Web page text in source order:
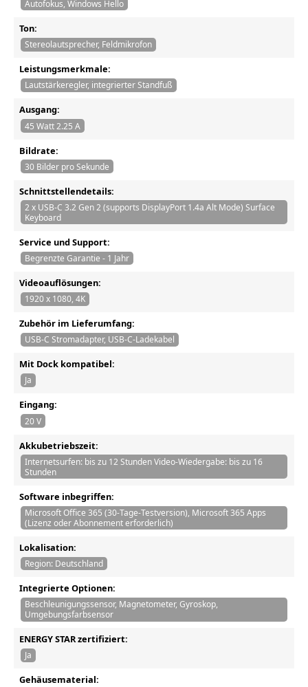
Autofokus, Windows Hello
Ton:
Stereolautsprecher, Feldmikrofon
Leistungsmerkmale:
Lautstärkeregler, integrierter Standfuß
Ausgang:
45 Watt 2.25 A
Bildrate:
30 Bilder pro Sekunde
Schnittstellendetails:
2 x USB-C 3.2 Gen 2 (supports DisplayPort 1.4a Alt Mode) Surface
Keyboard
Service und Support:
Begrenzte Garantie - 1 Jahr
Videoauflösungen:
1920 x 1080, 4K
Zubehör im Lieferumfang:
USB-C Stromadapter, USB-C-Ladekabel
Mit Dock kompatibel:
Ja
Eingang:
20 V
Akkubetriebszeit:
Internetsurfen: bis zu 12 Stunden Video-Wiedergabe: bis zu 16
Stunden
Software inbegriffen:
Microsoft Office 365 (30-Tage-Testversion), Microsoft 365 Apps
(Lizenz oder Abonnement erforderlich)
Lokalisation:
Region: Deutschland
Integrierte Optionen:
Beschleunigungssensor, Magnetometer, Gyroskop,
Umgebungsfarbsensor
ENERGY STAR zertifiziert:
Ja
Gehäusematerial: